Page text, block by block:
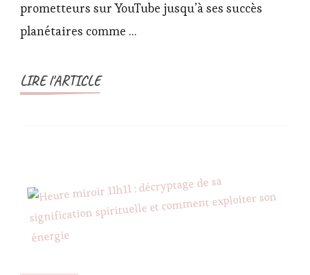
prometteurs sur YouTube jusqu’à ses succès
planétaires comme …
LIRE l'ARTICLE